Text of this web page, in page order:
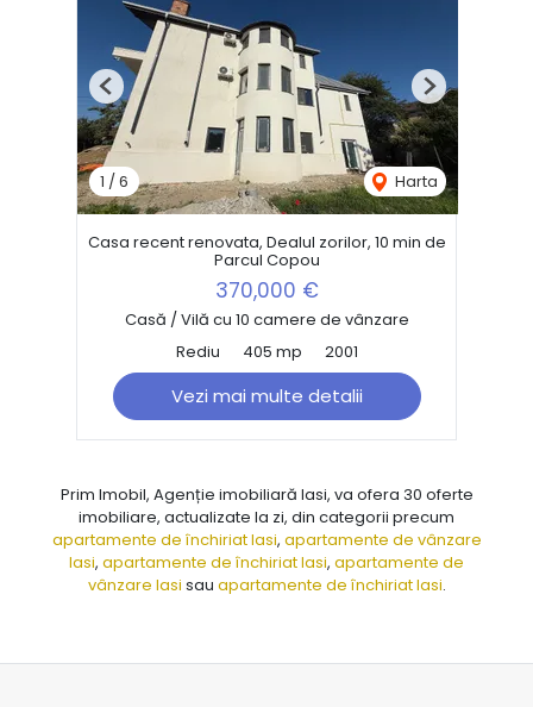
1 /6 Harta
Previous Next
Casa recent renovata, Dealul zorilor, 10 min de
Parcul Copou
370,000 €
Casă / Vilă cu 10 camere de vânzare
Rediu
405 mp 2001
Vezi mai multe detalii
Prim Imobil, Agenție imobiliară Iasi, va ofera 30 oferte
imobiliare, actualizate la zi, din categorii precum
apartamente de închiriat Iasi, apartamente de vânzare
Iasi, apartamente de închiriat Iasi, apartamente de
vânzare Iasi sau apartamente de închiriat Iasi.